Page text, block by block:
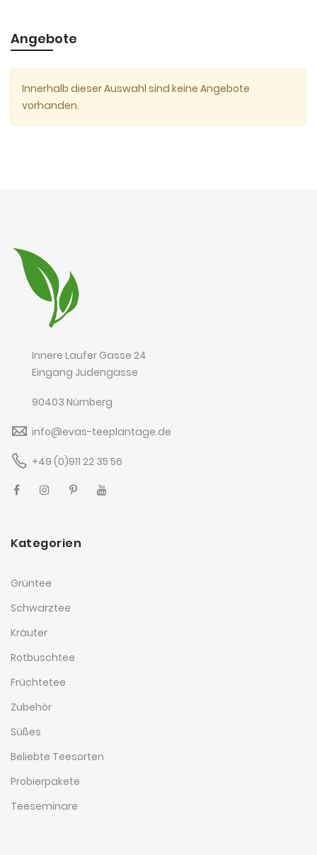
Angebote
Innerhalb dieser Auswahl sind keine Angebote
vorhanden.
Innere Laufer Gasse 24
Eingang Judengasse
90403 Nürnberg
info@evas-teeplantage.de
+49 (0)911 22 35 56
Kategorien
Grüntee
Schwarztee
Kräuter
Rotbuschtee
Früchtetee
Zubehör
Süßes
Beliebte Teesorten
Probierpakete
Teeseminare